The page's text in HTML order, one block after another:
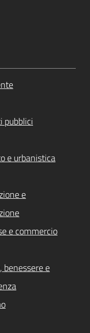
pubblici
e urbanistica
e
e commercio
benessere e